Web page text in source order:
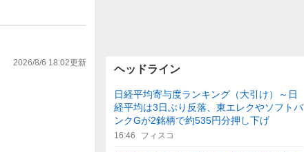
2026/8/6 18:02更新
ヘッドライン
日経平均寄与度ランキング（大引け）～日
経平均は3日ぶり反落、東エレクやソフトバ
ンクGが2銘柄で約535円分押し下げ
16:46 フィスコ